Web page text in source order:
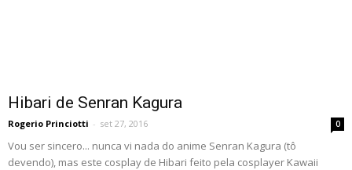
Hibari de Senran Kagura
Rogerio Princiotti - set 27, 2016 0
Vou ser sincero... nunca vi nada do anime Senran Kagura (tô
devendo), mas este cosplay de Hibari feito pela cosplayer Kawaii